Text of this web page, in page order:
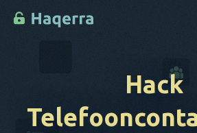
Apparatenlijst
Hack